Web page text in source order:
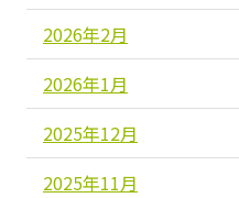
2026年2月
2026年1月
2025年12月
2025年11月